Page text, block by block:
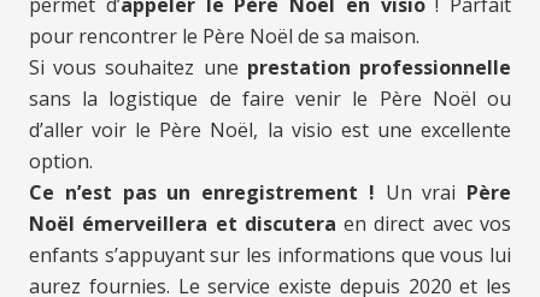
pour rencontrer le Père Noël de sa maison.
Si vous souhaitez une prestation professionnelle
sans la logistique de faire venir le Père Noël ou
d’aller voir le Père Noël, la visio est une excellente
option.
Ce n’est pas un enregistrement ! Un vrai Père
Noël émerveillera et discutera en direct avec vos
enfants s’appuyant sur les informations que vous lui
aurez fournies. Le service existe depuis 2020 et les